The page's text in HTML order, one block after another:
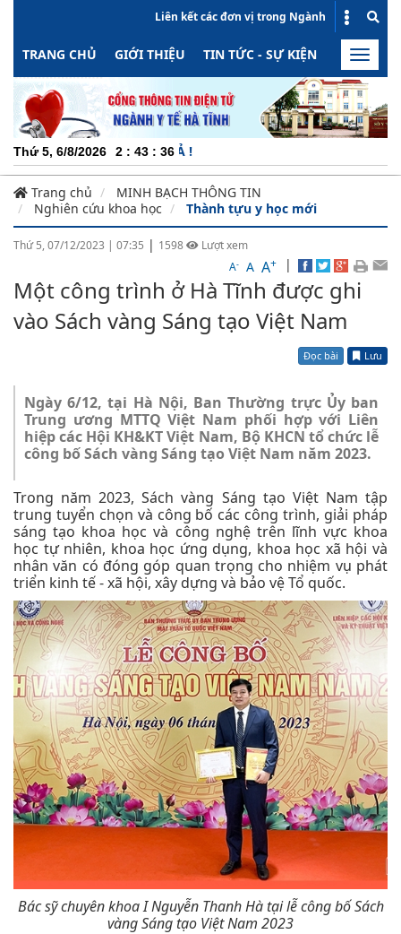
Liên kết các đơn vị trong Ngành
TRANG CHỦ GIỚI THIỆU TIN TỨC - SỰ KIỆN HOẠT
Toggle
Thứ 5, 6/8/2026 2 : 43 : 36
Trang chủ
MINH BẠCH THÔNG TIN
Nghiên cứu khoa học
Thành tựu y học mới
Thứ 5, 07/12/2023 | 07:35 | 1598
Lượt xem
A- A A+ |
Một công trình ở Hà Tĩnh được ghi
vào Sách vàng Sáng tạo Việt Nam
Đọc bài Lưu
Ngày 6/12, tại Hà Nội, Ban Thường trực Ủy ban
Trung ương MTTQ Việt Nam phối hợp với Liên
hiệp các Hội KH&KT Việt Nam, Bộ KHCN tổ chức lễ
công bố Sách vàng Sáng tạo Việt Nam năm 2023.
Trong năm 2023, Sách vàng Sáng tạo Việt Nam tập
trung tuyển chọn và công bố các công trình, giải pháp
sáng tạo khoa học và công nghệ trên lĩnh vực khoa
học tự nhiên, khoa học ứng dụng, khoa học xã hội và
nhân văn có đóng góp quan trọng cho nhiệm vụ phát
triển kinh tế - xã hội, xây dựng và bảo vệ Tổ quốc.
Bác sỹ chuyên khoa I Nguyễn Thanh Hà tại lễ công bố Sách
vàng Sáng tạo Việt Nam 2023